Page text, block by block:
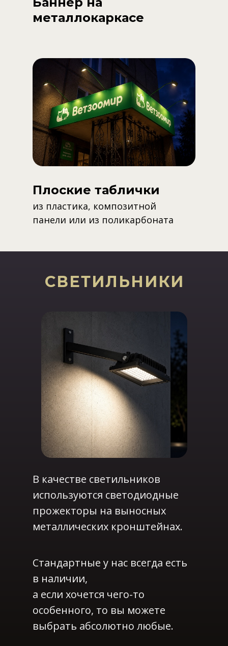
металлокаркасе
Плоские таблички
из пластика, композитной
панели или из поликарбоната
В качестве светильников
используются светодиодные
прожекторы на выносных
металлических кронштейнах.
СВЕТИЛЬНИКИ
Стандартные у нас всегда есть
в наличии,
а если хочется чего-то
особенного, то вы можете
выбрать абсолютно любые.